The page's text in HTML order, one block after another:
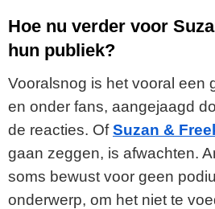
Hoe nu verder voor
hun publiek?
Vooralsnog is het vooral een
en onder fans, aangejaagd
de reacties. OfSuzan &
gaan zeggen, is afwachten.
soms bewust voor geen
onderwerp, om het niet te